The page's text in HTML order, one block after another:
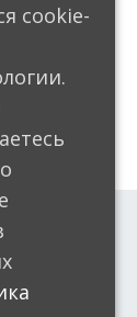
cookie-